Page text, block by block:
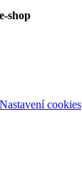
shop
Nastavení cookies